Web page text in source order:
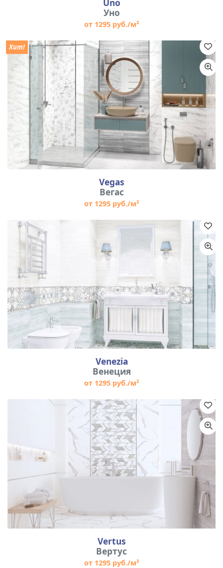
Uno
Уно
от 1295 руб./м²
Vegas
Вегас
от 1295 руб./м²
Хит!
Venezia
Венеция
от 1295 руб./м²
Vertus
Вертус
от 1295 руб./м²